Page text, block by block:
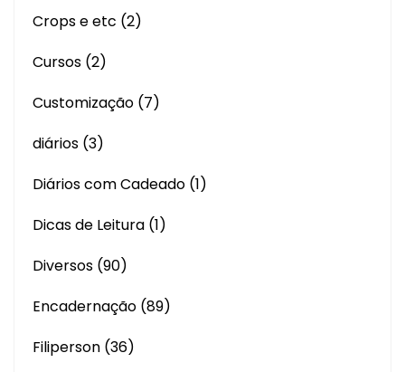
Crops e etc (2)
Cursos (2)
Customização (7)
diários (3)
Diários com Cadeado (1)
Dicas de Leitura (1)
Diversos (90)
Encadernação (89)
Filiperson (36)